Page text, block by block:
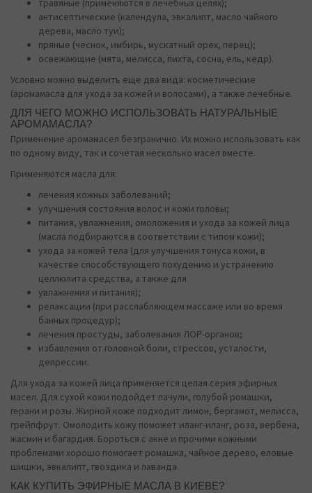
травяные (применяются в лечебных целях);
антисептические (календула, эвкалипт, масло чайного
дерева, масло туи);
пряные (чеснок, имбирь, мускатный орех, перец);
освежающие (мята, мелисса, пихта, сосна, ель, кедр).
Условно можно выделить еще два вида: косметические
(аромамасла для ухода за кожей и волосами), а также лечебные.
ДЛЯ ЧЕГО МОЖНО ИСПОЛЬЗОВАТЬ НАТУРАЛЬНЫЕ
АРОМАМАСЛА?
Применение аромамасел безгранично. Их можно использовать как
по одному виду, так и сочетая несколько масел вместе.
Применяются масла для:
лечения кожных заболеваний;
улучшения состояния волос и кожи головы;
питания, увлажнения, омоложения и ухода за кожей лица
(масла подбираются в соответствии с типом кожи);
ухода за кожей тела (для улучшения тонуса кожи, в
качестве способствующего похудению и устранению
целлюлита средства, а также для
увлажнения и питания);
релаксации (при расслабляющем массаже или во время
банных процедур);
лечения простуды, заболевания ЛОР-органов;
избавления от головной боли, стрессов, усталости,
депрессии.
Для ухода за кожей лица применяется целая серия эфирных
масел. Для сухой кожи подойдет пачули, голубой ромашки,
герани и розы. Жирной коже подходит лимон, бергамот, мелисса,
грейпфрут. Омолодить кожу поможет иланг-иланг, роза, вербена,
жасмин и багардия. Бороться с акне и прочими кожными
проблемами хорошо помогает ромашка, чайное дерево, еловые
шишки, эвкалипт, гвоздика и лаванда.
КАК КУПИТЬ ЭФИРНЫЕ МАСЛА В КИЕВЕ?